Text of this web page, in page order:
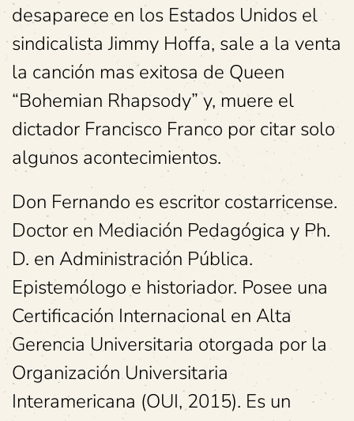
desaparece en los Estados Unidos el
sindicalista Jimmy Hoffa, sale a la venta
la canción mas exitosa de Queen
“Bohemian Rhapsody” y, muere el
dictador Francisco Franco por citar solo
algunos acontecimientos.
Don Fernando es escritor costarricense.
Doctor en Mediación Pedagógica y Ph.
D. en Administración Pública.
Epistemólogo e historiador. Posee una
Certificación Internacional en Alta
Gerencia Universitaria otorgada por la
Organización Universitaria
Interamericana (OUI, 2015). Es un